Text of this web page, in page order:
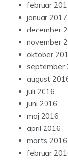
februar
januar 2017
december
november
oktober
september
august
juli 2016
juni 2016
maj 2016
april 2016
marts 2016
februar